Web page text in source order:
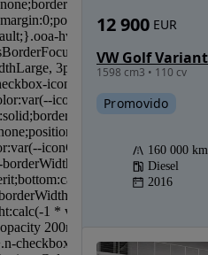
1598 cm3 • 110 cv
12 900 EUR
Promovido
160 000 km
Diesel
2016